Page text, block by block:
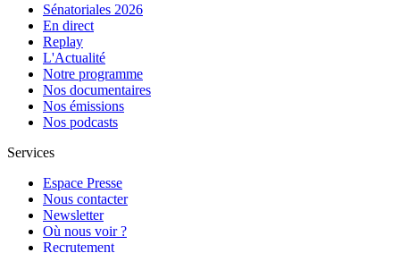
Sénatoriales 2026
En direct
Replay
L'Actualité
Notre programme
Nos documentaires
Nos émissions
Nos podcasts
Services
Espace Presse
Nous contacter
Newsletter
Où nous voir ?
Recrutement